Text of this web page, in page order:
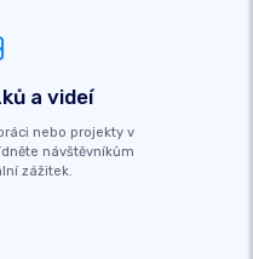
a videí
nebo projekty v
návštěvníkům
zážitek.